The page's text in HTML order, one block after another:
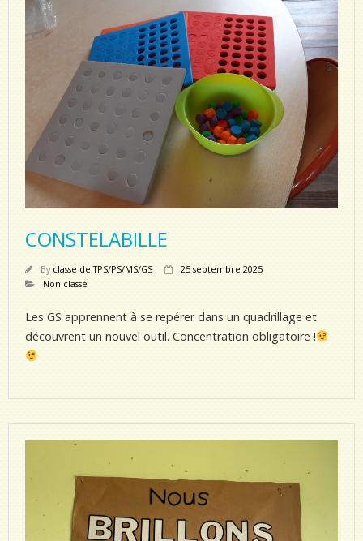
CONSTELABILLE
By classe de TPS/PS/MS/GS
25 septembre 2025
Non classé
Les GS apprennent à se repérer dans un quadrillage et
découvrent un nouvel outil. Concentration obligatoire !